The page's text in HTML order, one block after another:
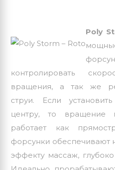
Poly
контролировать
вращения, а так же
струи. Если
центру, то вращение
работает как
форсунки обеспечивают
эффекту массаж,